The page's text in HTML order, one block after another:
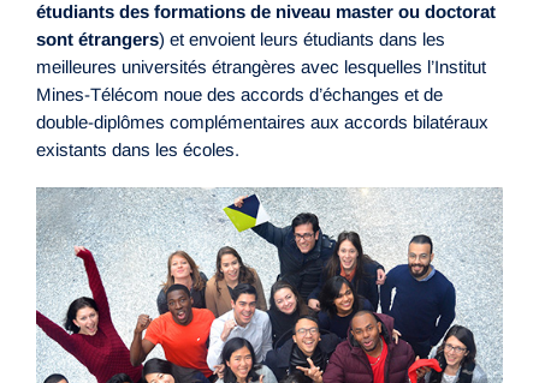
étudiants des formations de niveau master ou doctorat
sont étrangers) et envoient leurs étudiants dans les
meilleures universités étrangères avec lesquelles l’Institut
Mines-Télécom noue des accords d’échanges et de
double-diplômes complémentaires aux accords bilatéraux
existants dans les écoles.